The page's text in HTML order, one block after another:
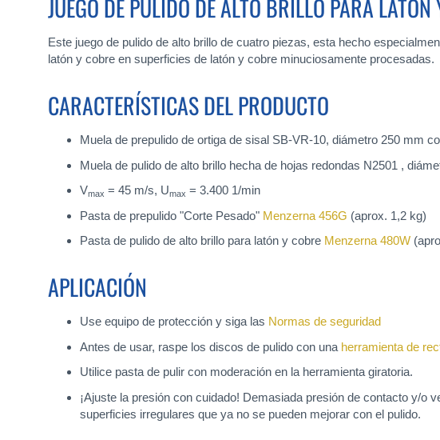
JUEGO DE PULIDO DE ALTO BRILLO PARA
Este juego de pulido de alto brillo de cuatro piezas, esta hecho
latón y cobre en superficies de latón y cobre minuciosamente procesadas.
CARACTERÍSTICAS DEL PRODUCTO
Muela de prepulido de ortiga de sisal SB-VR-10, diámetro 250 mm
Muela de pulido de alto brillo hecha de hojas redondas N2501 ,
Vmax = 45 m/s, Umax = 3.400 1/min
Pasta de prepulido "Corte Pesado" Menzerna 456G (aprox. 1,2 kg)
Pasta de pulido de alto brillo para latón y cobre Menzerna 480W
APLICACIÓN
Use equipo de protección y siga las Normas de seguridad
Antes de usar, raspe los discos de pulido con una herramienta de
Utilice pasta de pulir con moderación en la herramienta giratoria.
¡Ajuste la presión con cuidado! Demasiada presión de contacto y/o
superficies irregulares que ya no se pueden mejorar con el pulido.